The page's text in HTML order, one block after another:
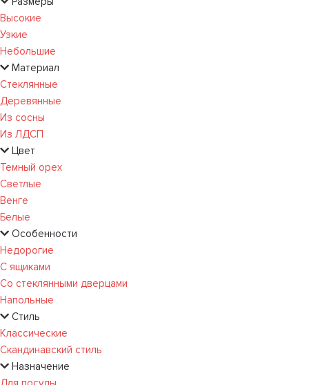
Высокие
Узкие
Небольшие
Материал
Стеклянные
Деревянные
Из сосны
Из ЛДСП
Цвет
Темный орех
Светлые
Венге
Белые
Особенности
Недорогие
С ящиками
Со стеклянными дверцами
Напольные
Стиль
Классические
Скандинавский стиль
Назначение